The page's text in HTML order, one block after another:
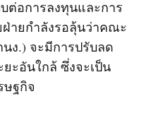
ต่อการลงทุนและการ
ายกำลังรอลุ้นว่าคณะ
ง.) จะมีการปรับลด
ะอันใกล้ ซึ่งจะเป็น
ฐกิจ